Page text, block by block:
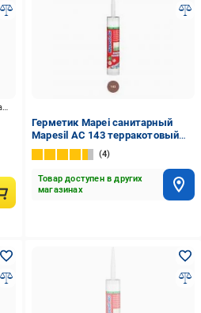
До -10% з суперкредиткою Visa Вигода
Герметик Mapei санитарный
Mapesil AC 143 терракотовый
310 мл
4
Товар доступен в других
магазинах